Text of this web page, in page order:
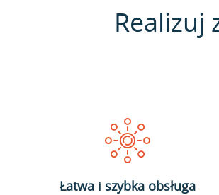
Realizuj
Łatwa i szybka obsługa